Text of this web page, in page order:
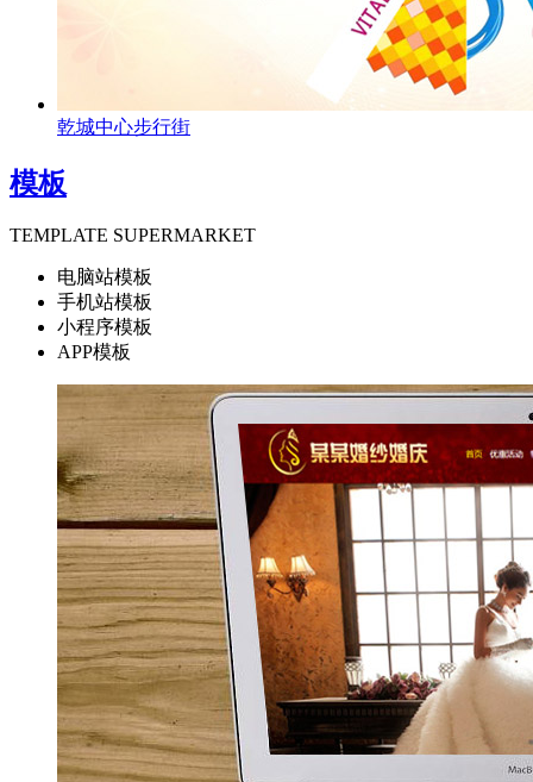
乾城中心步行街
模板
TEMPLATE SUPERMARKET
电脑站模板
手机站模板
小程序模板
APP模板